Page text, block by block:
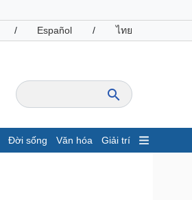
/ Español / ไทย
Đời sống Văn hóa Giải trí